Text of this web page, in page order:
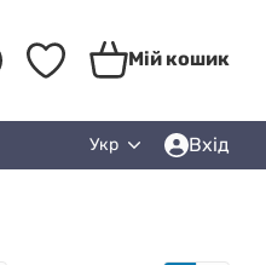
Мій кошик
Укр Вхід